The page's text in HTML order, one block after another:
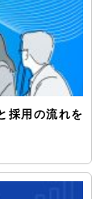
採用の流れを